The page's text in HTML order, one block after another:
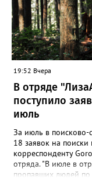
объекты ЖКХ,
может повредить
разряды — объекты
советуют по
подземные
уровня затопления.
его или
электричество.
затопленные
переждите; при
уйдите на
19:52 Вчера
В отряде
поступило
июль
За июль в поисково-
18 заявок на
корреспонденту
отряда. "В июле в
пропавших людей